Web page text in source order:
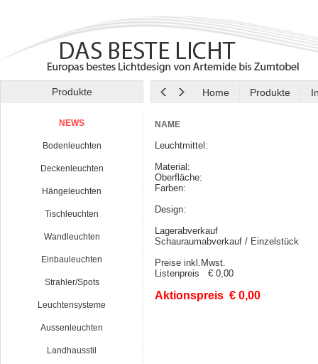
Produkte Home Produkte
NEWS
Bodenleuchten
Deckenleuchten
Hängeleuchten
Tischleuchten
Wandleuchten
Einbauleuchten
Strahler/Spots
Leuchtensysteme
Aussenleuchten
Landhausstil
NAME
Leuchtmittel:
Material:
Oberfläche:
Farben:
Design:
Lagerabverkauf
Schauraumabverkauf / Einzelstück
Preise inkl.Mwst.
Listenpreis € 0,00
Aktionspreis € 0,00